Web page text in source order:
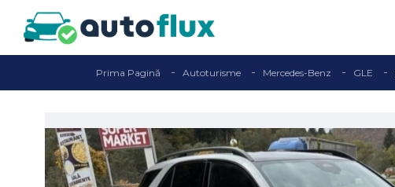
Prima Pagină Autoturisme Mercedes-Benz GLE